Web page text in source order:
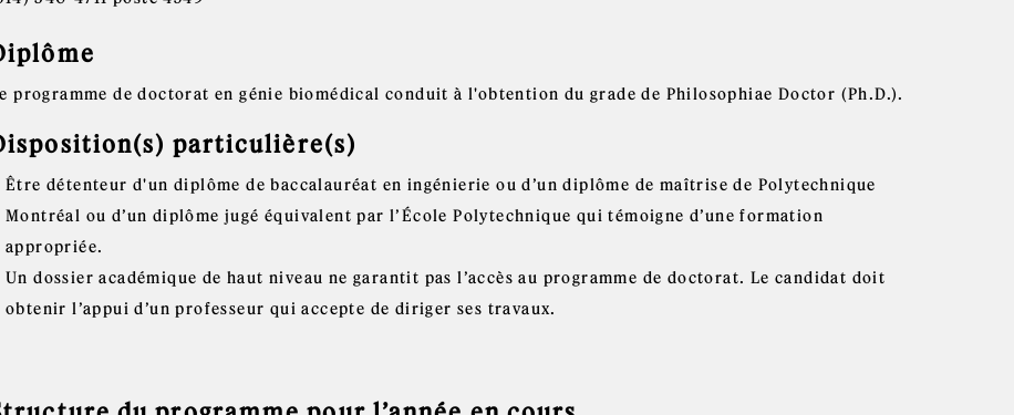
programme de doctorat en génie biomédical conduit à l'obtention du grade de Philosophiae Doctor (Ph.D.).
particulière(s)
Être détenteur d'un diplôme de baccalauréat en ingénierie ou d’un diplôme de maîtrise de Polytechnique
Montréal ou d’un diplôme jugé équivalent par l’École Polytechnique qui témoigne d’une formation
appropriée.
Un dossier académique de haut niveau ne garantit pas l’accès au programme de doctorat. Le candidat doit
obtenir l’appui d’un professeur qui accepte de diriger ses travaux.